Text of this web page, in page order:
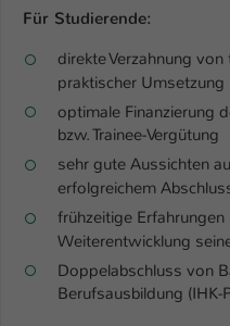
Für Studierende:
direkte Verzahnung
praktischer Umsetzung
optimale Finanzierung
bzw. Trainee-Vergütung
sehr gute Aussichten
erfolgreichem
frühzeitige
Weiterentwicklung
Doppelabschluss von
Berufsausbildung (IHK-